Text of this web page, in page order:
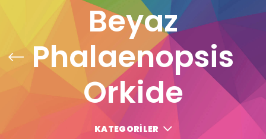
Beyaz
Phalaenopsis
Orkide
KATEGORILER